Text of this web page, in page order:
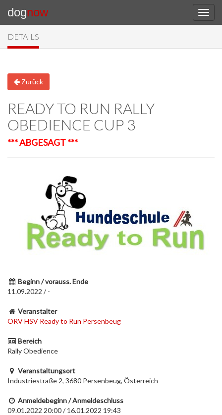
dognow
DETAILS
Zurück
READY TO RUN RALLY
OBEDIENCE CUP 3
*** ABGESAGT ***
Beginn / vorauss. Ende
11.09.2022 / -
Veranstalter
ÖRV HSV Ready to Run Persenbeug
Bereich
Rally Obedience
Veranstaltungsort
Industriestraße 2, 3680 Persenbeug, Österreich
Anmeldebeginn / Anmeldeschluss
09.01.2022 20:00 / 16.01.2022 19:43